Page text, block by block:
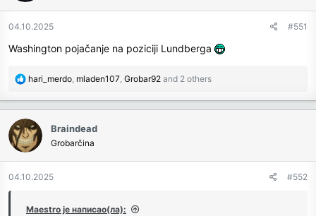
04.10.2025 #551
Washington pojačanje na poziciji Lundberga
R
c
t
i
o
n
hari_merdo, mladen107, Grobar92 and 2 others
Braindead
Grobarčina
04.10.2025 #552
Maestro је написао(ла):